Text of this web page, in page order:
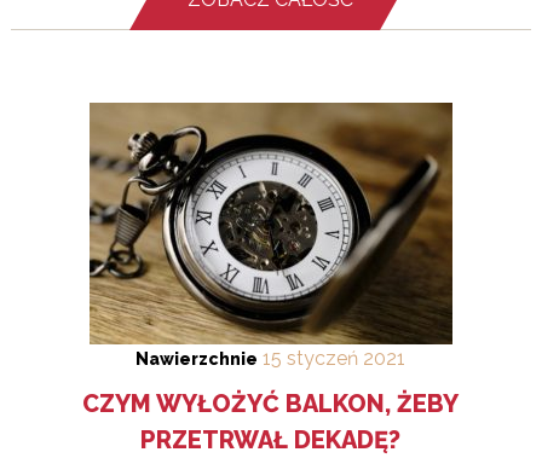
Nawierzchnie 15 styczeń 2021
CZYM WYŁOŻYĆ BALKON, ŻEBY
PRZETRWAŁ DEKADĘ?